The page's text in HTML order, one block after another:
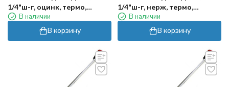
1/4"ш-г, оцинк, термо,
прямое) TOR
В наличии
В корзину
1/4"ш-г, нерж, термо,
прямое) TOR
В наличии
В корзину